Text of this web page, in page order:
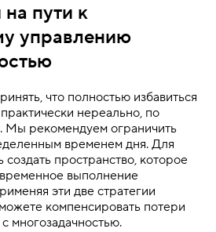
пути к
управлению
что полностью избавиться
нереально, по
Мы рекомендуем ограничить
временем дня. Для
создать пространство, которое
выполнение
эти две стратегии
компенсировать потери
многозадачностью.